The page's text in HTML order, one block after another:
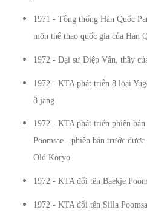
1971 - Tổng thống Hàn Quốc
môn thể thao quốc gia của Hàn
1972 - Đại sư Diệp Vấn, thầy
1972 - KTA phát triển 8 loại
8 jang
1972 - KTA phát triển phiên
Poomsae - phiên bản trước
Old Koryo
1972 - KTA đổi tên Baekje
1972 - KTA đổi tên Silla